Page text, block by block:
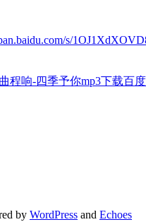
s/
程响-四季予你mp3下载百
by WordPress and Echoes